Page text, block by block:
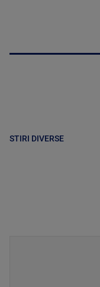
STIRI DIVERSE